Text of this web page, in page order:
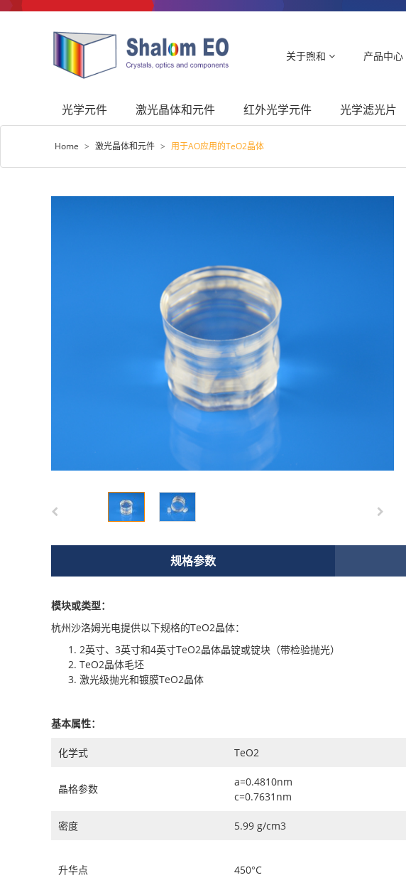
关于煦和 产品中心
光学元件 激光晶体和元件 红外光学元件 光学滤光片
Home > 激光晶体和元件 > 用于AO应用的TeO2晶体
规格参数
模块或类型：
杭州沙洛姆光电提供以下规格的TeO2晶体：
2英寸、3英寸和4英寸TeO2晶体晶锭或锭块（带检验抛光）
TeO2晶体毛坯
激光级抛光和镀膜TeO2晶体
基本属性：
化学式 TeO2
晶格参数
a=0.4810nm
c=0.7631nm
密度 5.99 g/cm3
升华点 450°C